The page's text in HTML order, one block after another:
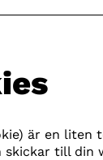
är en liten
skickar till din